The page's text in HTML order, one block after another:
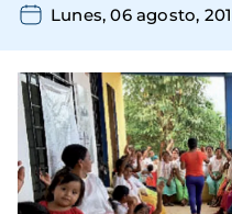
Lunes, 06 agosto,